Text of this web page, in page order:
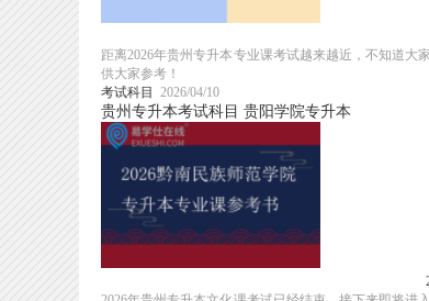
距离2026年贵州专升本专业课考试越来越近，不知道
供大家参考！
考试科目
2026/04/10
贵州专升本考试科目 贵阳学院专升本